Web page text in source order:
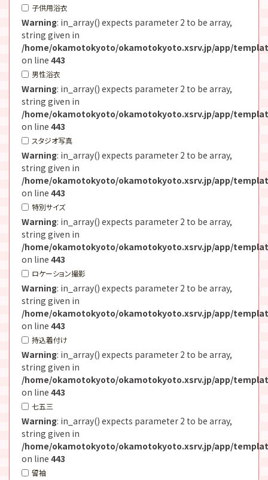
子供用浴衣
Warning: in_array() expects parameter 2 to be array,
string given in
/home/okamotokyoto/okamotokyoto.xsrv.jp/app/
on line 443
男性浴衣
Warning: in_array() expects parameter 2 to be array,
string given in
/home/okamotokyoto/okamotokyoto.xsrv.jp/app/
on line 443
スタジオ写真
Warning: in_array() expects parameter 2 to be array,
string given in
/home/okamotokyoto/okamotokyoto.xsrv.jp/app/
on line 443
特別サイズ
Warning: in_array() expects parameter 2 to be array,
string given in
/home/okamotokyoto/okamotokyoto.xsrv.jp/app/
on line 443
ロケーション撮影
Warning: in_array() expects parameter 2 to be array,
string given in
/home/okamotokyoto/okamotokyoto.xsrv.jp/app/
on line 443
持込着付け
Warning: in_array() expects parameter 2 to be array,
string given in
/home/okamotokyoto/okamotokyoto.xsrv.jp/app/
on line 443
七五三
Warning: in_array() expects parameter 2 to be array,
string given in
/home/okamotokyoto/okamotokyoto.xsrv.jp/app/
on line 443
留袖